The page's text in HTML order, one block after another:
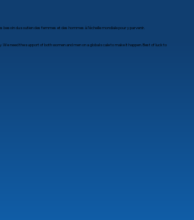
besoin du soutien des femmes et des hommes à l’échelle mondiale pour y parvenir.
We need the support of both women and men on a global scale to make it happen. Best of luck to